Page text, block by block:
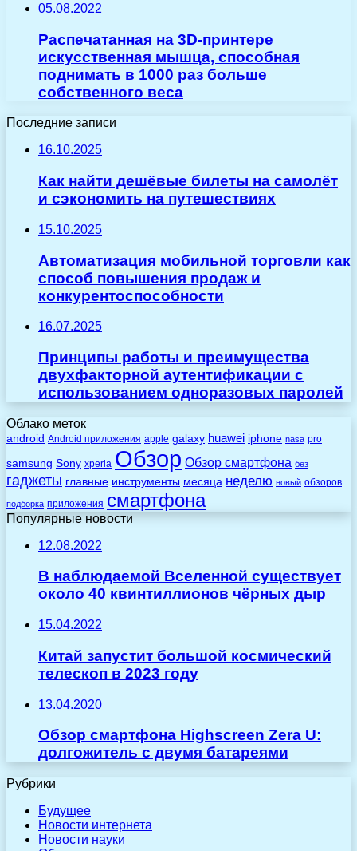
05.08.2022
Распечатанная на 3D-принтере
искусственная мышца, способная
поднимать в 1000 раз больше
собственного веса
Последние записи
16.10.2025
Как найти дешёвые билеты на самолёт
и сэкономить на путешествиях
15.10.2025
Автоматизация мобильной торговли как
способ повышения продаж и
конкурентоспособности
16.07.2025
Принципы работы и преимущества
двухфакторной аутентификации с
использованием одноразовых паролей
Облако меток
android Android приложения apple galaxy huawei iphone nasa pro
samsung Sony xperia Обзор Обзор смартфона без
гаджеты главные инструменты месяца неделю новый обзоров
подборка приложения смартфона
Популярные новости
12.08.2022
В наблюдаемой Вселенной существует
около 40 квинтиллионов чёрных дыр
15.04.2022
Китай запустит большой космический
телескоп в 2023 году
13.04.2020
Обзор смартфона Highscreen Zera U:
долгожитель c двумя батареями
Рубрики
Будущее
Новости интернета
Новости науки